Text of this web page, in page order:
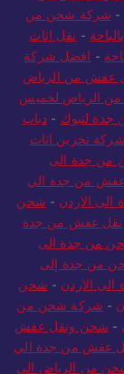
شركة شحن من
- شركة شحن من
-نقل اثاث
- افضل شركة
عفش من الرياض
الرياض لخميس
لتبوك-دباب
شركة تخزين اثاث
من جدة الى
عفش من جدة الي
الاردن - شحن
نقل عفش من جدة
من جدة الى
من جدة إلى
الاردن- شحن
-شركة شحن من
-شحن ونقل عفش
عفش من جدة الي